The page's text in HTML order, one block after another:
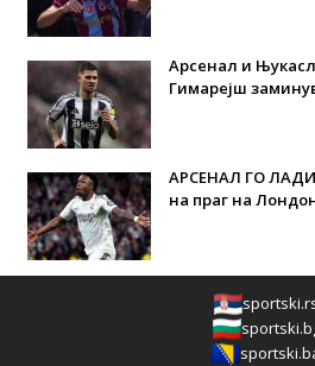
Арсенал и Њукасл
Гимарејш
АРСЕНАЛ ГО
на праг на